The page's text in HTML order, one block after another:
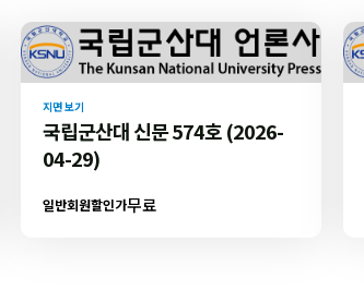
지면 보기
국립군산대 신문 574호 (2026-
04-29)
일반회원할인가무료